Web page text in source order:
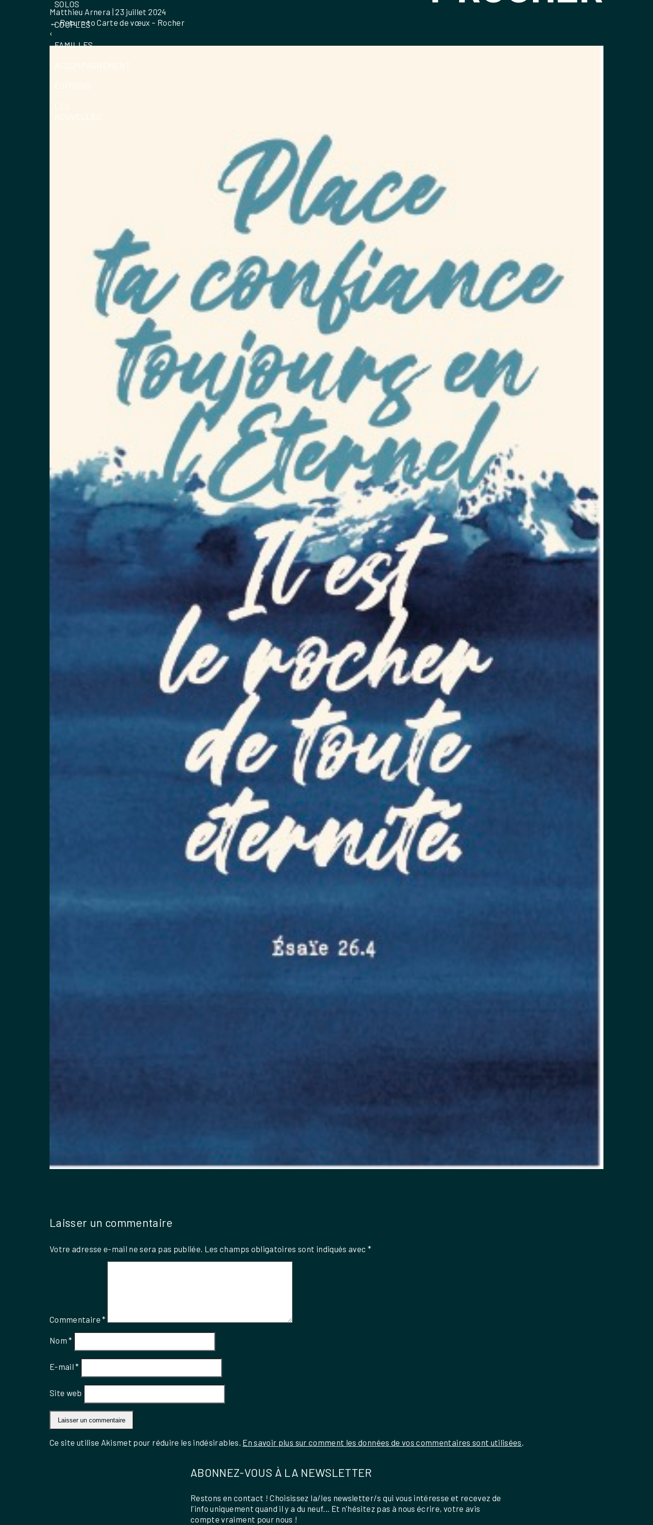
SOLOS
COUPLES
FAMILLES
ACCOMPAGNEMENT
ÉDITIONS
LES
NOUVELLES
Matthieu Arnera |23 juillet 2024
←Return to Carte de vœux – Rocher
‹
Laisser un commentaire
Votre adresse e-mail ne sera pas publiée. Les champs obligatoires sont indiqués avec *
Commentaire*
Nom*
E-mail*
Site web
Ce site utilise Akismet pour réduire les indésirables. En savoir plus sur comment les données de vos commentaires sont utilisées.
ABONNEZ-VOUS À LA NEWSLETTER
Restons en contact ! Choisissez la/les newsletter/s qui vous intéresse et recevez de
l'info uniquement quand il y a du neuf... Et n'hésitez pas à nous écrire, votre avis
compte vraiment pour nous !